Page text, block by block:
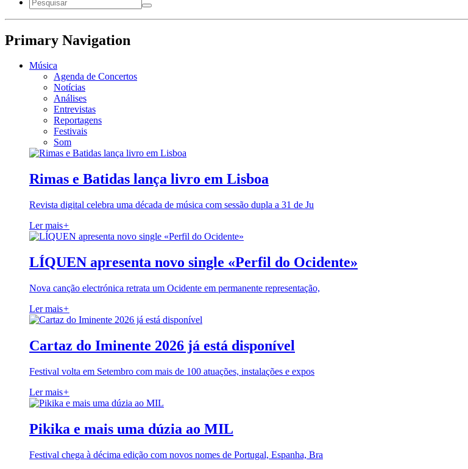
Primary Navigation
Música
Agenda de Concertos
Notícias
Análises
Entrevistas
Reportagens
Festivais
Som
Rimas e Batidas lança livro em Lisboa
Revista digital celebra uma década de música com sessão dupla a 31 de Ju
Ler mais+
LÍQUEN apresenta novo single «Perfil do Ocidente»
Nova canção electrónica retrata um Ocidente em permanente representação,
Ler mais+
Cartaz do Iminente 2026 já está disponível
Festival volta em Setembro com mais de 100 atuações, instalações e expos
Ler mais+
Pikika e mais uma dúzia ao MIL
Festival chega à décima edição com novos nomes de Portugal, Espanha, Bra